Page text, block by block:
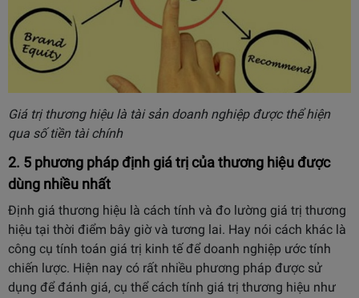
Giá trị thương hiệu là tài sản doanh nghiệp được thể hiện
qua số tiền tài chính
2. 5 phương pháp định giá trị của thương hiệu được
dùng nhiều nhất
Định giá thương hiệu là cách tính và đo lường giá trị thương
hiệu tại thời điểm bây giờ và tương lai. Hay nói cách khác là
công cụ tính toán giá trị kinh tế để doanh nghiệp ước tính
chiến lược. Hiện nay có rất nhiều phương pháp được sử
dụng để đánh giá, cụ thể cách tính giá trị thương hiệu như